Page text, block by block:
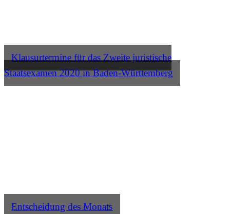
Klausurtermine für das Zweite juristische
Staatsexamen 2020 in Baden-Württemberg
Entscheidung des Monats